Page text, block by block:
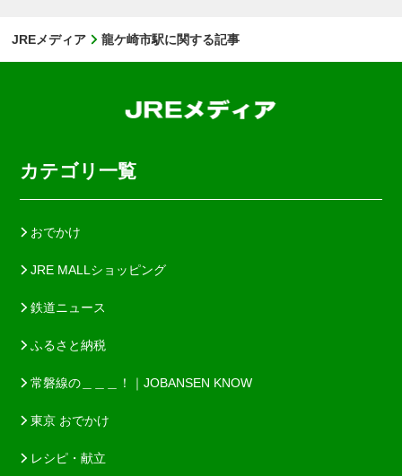
JREメディア 龍ケ崎市駅に関する記事
カテゴリ一覧
おでかけ
JRE MALLショッピング
鉄道ニュース
ふるさと納税
常磐線の＿＿＿！｜JOBANSEN KNOW
東京 おでかけ
レシピ・献立